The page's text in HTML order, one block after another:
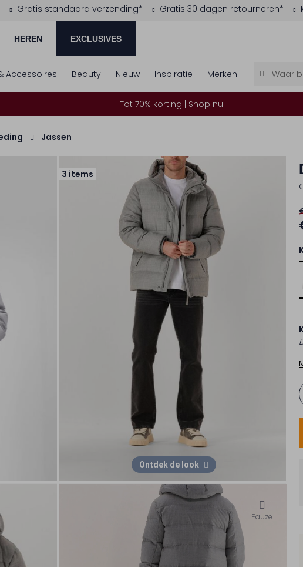
Gratis standaard verzending* Gratis 30 dagen retourneren*
HEREN EXCLUSIVES
Accessoires Beauty Nieuw Inspiratie Merken
Tot 70% korting | Shop nu
Jassen
3 items
Ontdek de look
Pauze